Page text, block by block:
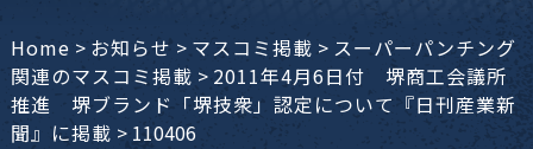
Home > お知らせ > マスコミ掲載 > スーパーパンチング
関連のマスコミ掲載 > 2011年4月6日付 堺商工会議所
推進 堺ブランド「堺技衆」認定について『日刊産業新
聞』に掲載 > 110406